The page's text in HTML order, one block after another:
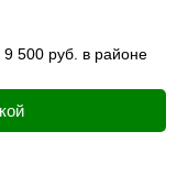
500 руб. в районе